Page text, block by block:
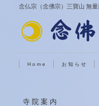
念仏宗（念佛宗）三寶山 無
H o m e お 知 ら せ
寺 院 案 内